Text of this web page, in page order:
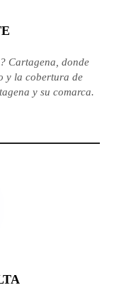
Cartagena, donde
y la cobertura de
y su comarca.